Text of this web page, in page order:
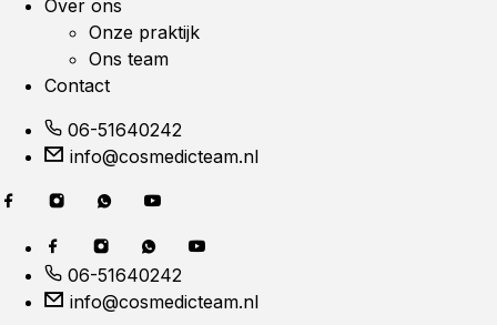
Over ons
Onze praktijk
Ons team
Contact
06-51640242
info@cosmedicteam.nl
06-51640242
info@cosmedicteam.nl